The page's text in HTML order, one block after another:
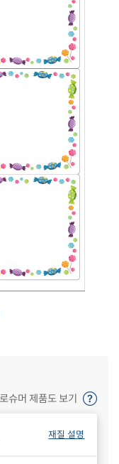
슈머 제품도 보기
재질 설명